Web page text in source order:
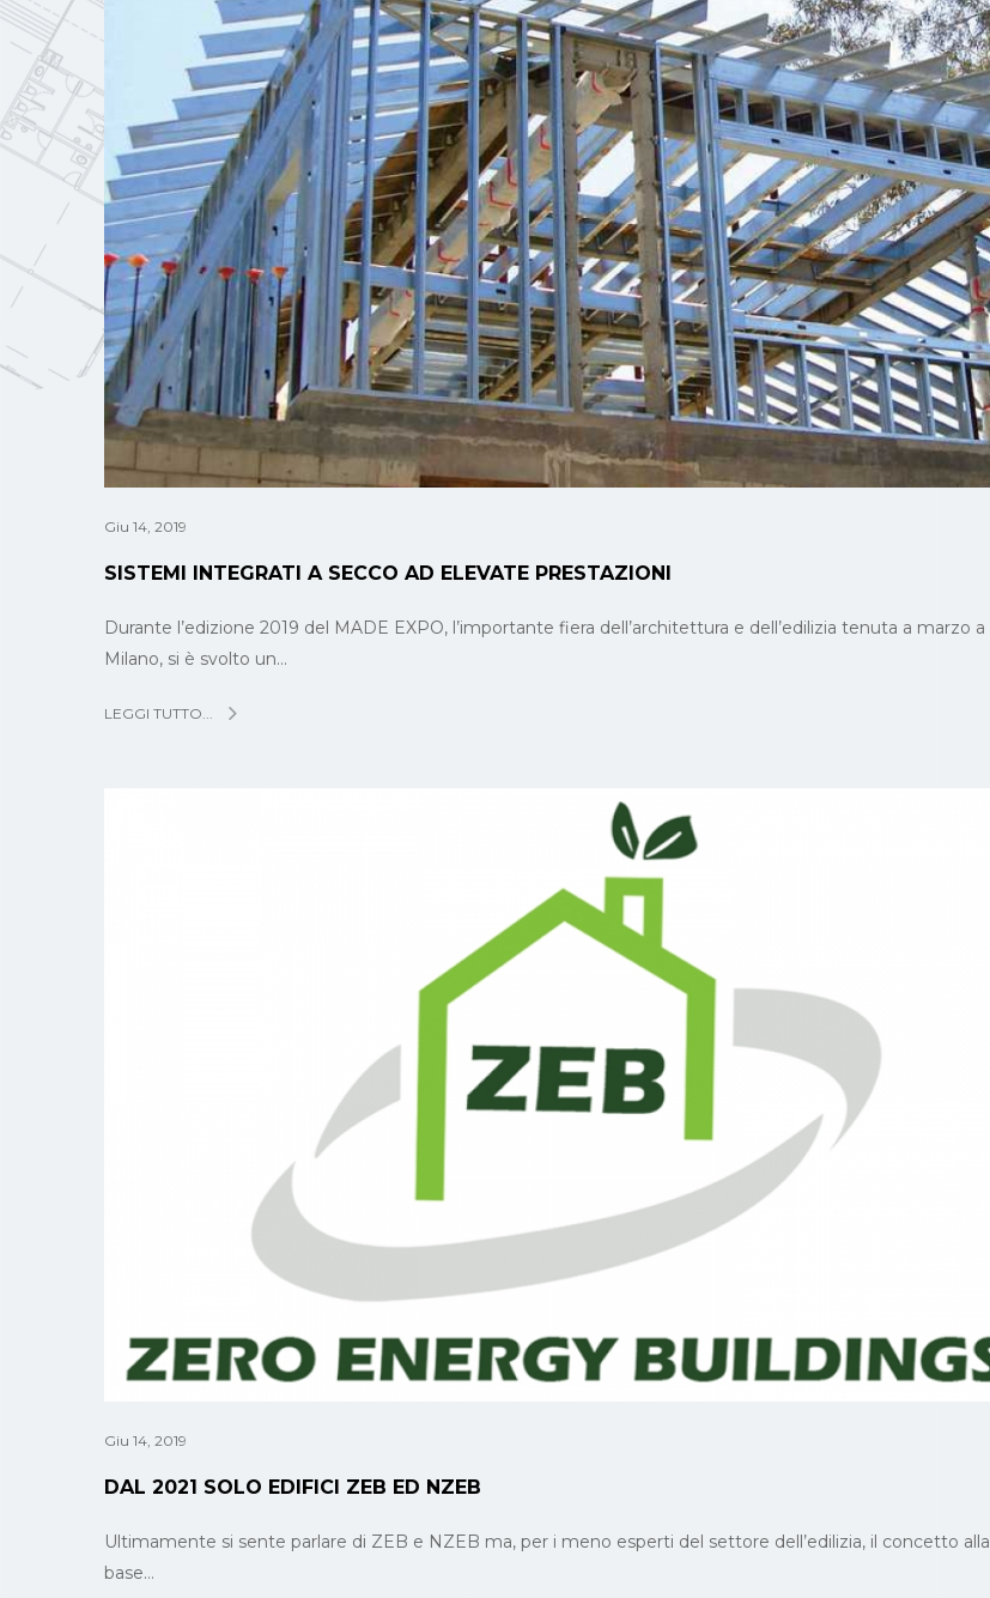
Giu 14, 2019
SISTEMI INTEGRATI A SECCO AD ELEVATE PRESTAZIONI
Durante l’edizione 2019 del MADE EXPO, l’importante fiera dell’architettura e dell’edilizia tenuta a marzo a
Milano, si è svolto un…
LEGGI TUTTO...
Giu 14, 2019
DAL 2021 SOLO EDIFICI ZEB ED NZEB
Ultimamente si sente parlare di ZEB e NZEB ma, per i meno esperti del settore dell’edilizia, il concetto alla
base…